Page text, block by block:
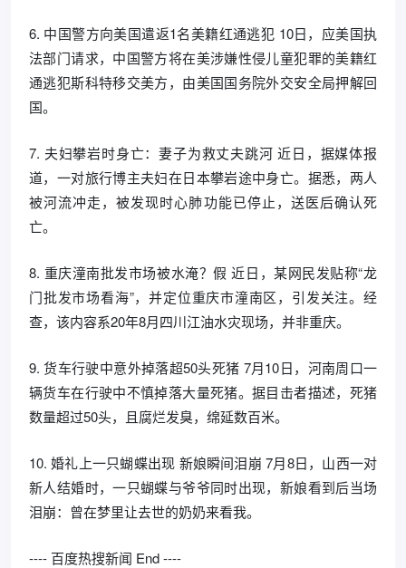
6. 中国警方向美国遣返1名美籍红通逃犯 10日，应美国执
法部门请求，中国警方将在美涉嫌性侵儿童犯罪的美籍红
通逃犯斯科特移交美方，由美国国务院外交安全局押解回
国。
7. 夫妇攀岩时身亡：妻子为救丈夫跳河 近日，据媒体报
道，一对旅行博主夫妇在日本攀岩途中身亡。据悉，两人
被河流冲走，被发现时心肺功能已停止，送医后确认死
亡。
8. 重庆潼南批发市场被水淹？假 近日，某网民发贴称“龙
门批发市场看海”，并定位重庆市潼南区，引发关注。经
查，该内容系20年8月四川江油水灾现场，并非重庆。
9. 货车行驶中意外掉落超50头死猪 7月10日，河南周口一
辆货车在行驶中不慎掉落大量死猪。据目击者描述，死猪
数量超过50头，且腐烂发臭，绵延数百米。
10. 婚礼上一只蝴蝶出现 新娘瞬间泪崩 7月8日，山西一对
新人结婚时，一只蝴蝶与爷爷同时出现，新娘看到后当场
泪崩：曾在梦里让去世的奶奶来看我。
---- 百度热搜新闻 End ----